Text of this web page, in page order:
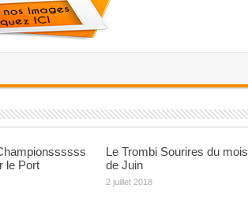
le Port
Le Trombi Sourires du mois
de Juin
2 juillet 2018